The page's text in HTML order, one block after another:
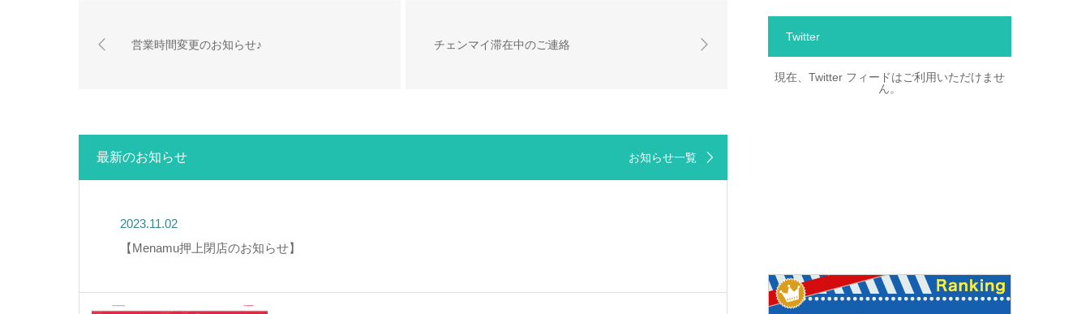
営業時間変更のお知らせ♪ チェンマイ滞在中のご連絡
最新のお知らせ お知らせ一覧
2023.11.02
【Menamu押上閉店のお知らせ】
Twitter
現在、Twitter フィードはご利用いただけませ
ん。